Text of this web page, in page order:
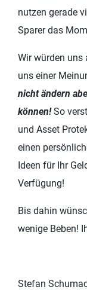
nutzen gerade
Sparer das
Wir würden uns
uns einer
nicht ändern
können!So
und Asset
einen
Ideen für Ihr
Verfügung!
Bis dahin
wenige Beben!
Stefan